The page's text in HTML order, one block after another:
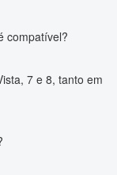
compatível?
7 e 8, tanto em